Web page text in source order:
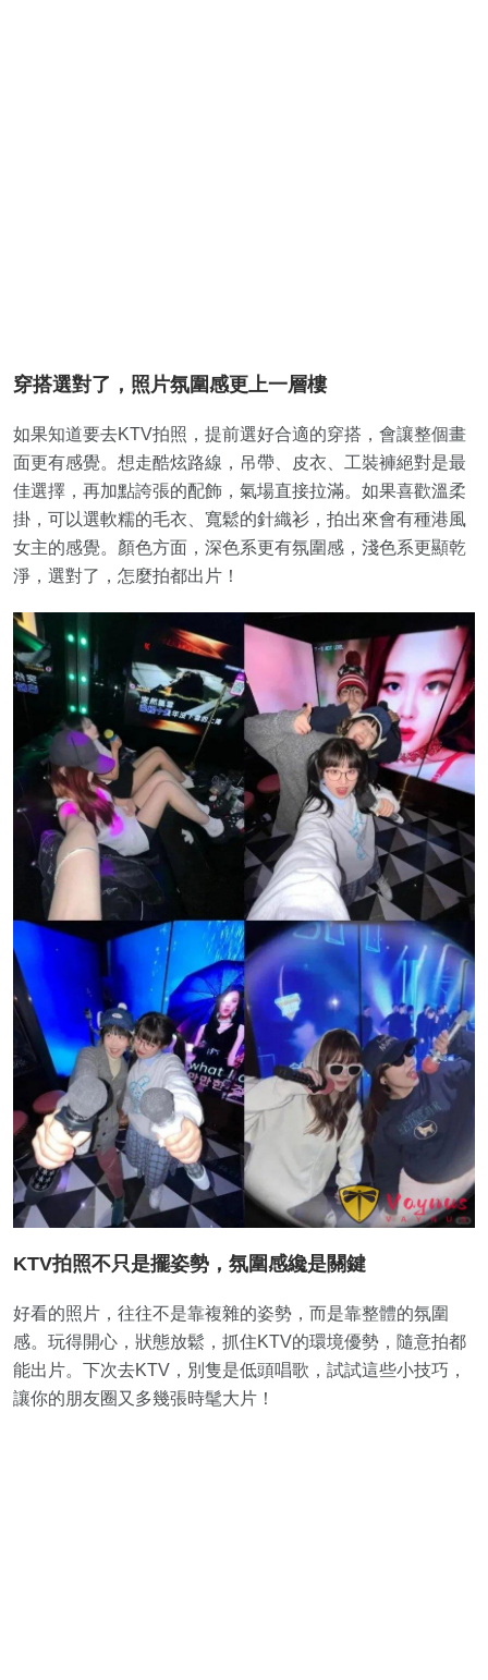
穿搭選對了，照片氛圍感更上一層樓
如果知道要去KTV拍照，提前選好合適的穿搭，會讓整個畫
面更有感覺。想走酷炫路線，吊帶、皮衣、工裝褲絕對是最
佳選擇，再加點誇張的配飾，氣場直接拉滿。如果喜歡溫柔
掛，可以選軟糯的毛衣、寬鬆的針織衫，拍出來會有種港風
女主的感覺。顏色方面，深色系更有氛圍感，淺色系更顯乾
淨，選對了，怎麼拍都出片！
KTV拍照不只是擺姿勢，氛圍感纔是關鍵
好看的照片，往往不是靠複雜的姿勢，而是靠整體的氛圍
感。玩得開心，狀態放鬆，抓住KTV的環境優勢，隨意拍都
能出片。下次去KTV，別隻是低頭唱歌，試試這些小技巧，
讓你的朋友圈又多幾張時髦大片！